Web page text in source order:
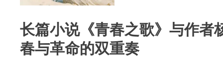
长篇小说《青春之歌》与作者
春与革命的双重奏